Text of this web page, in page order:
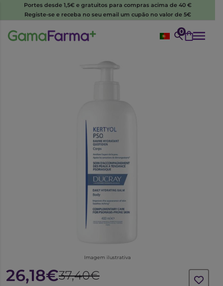
Portes desde 1,5€ e gratuitos para compras acima de 40 €
Registe-se e receba no seu email um cupão no valor de 5€
0
Imagem ilustrativa
26,18€37,40€